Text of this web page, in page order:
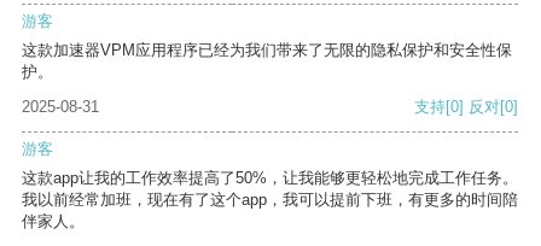
游客
这款加速器VPM应用程序已经为我们带来了无限的隐私保护和安全性保
护。
2025-08-31
支持[0] 反对[0]
游客
这款app让我的工作效率提高了50%，让我能够更轻松地完成工作任务。
我以前经常加班，现在有了这个app，我可以提前下班，有更多的时间陪
伴家人。